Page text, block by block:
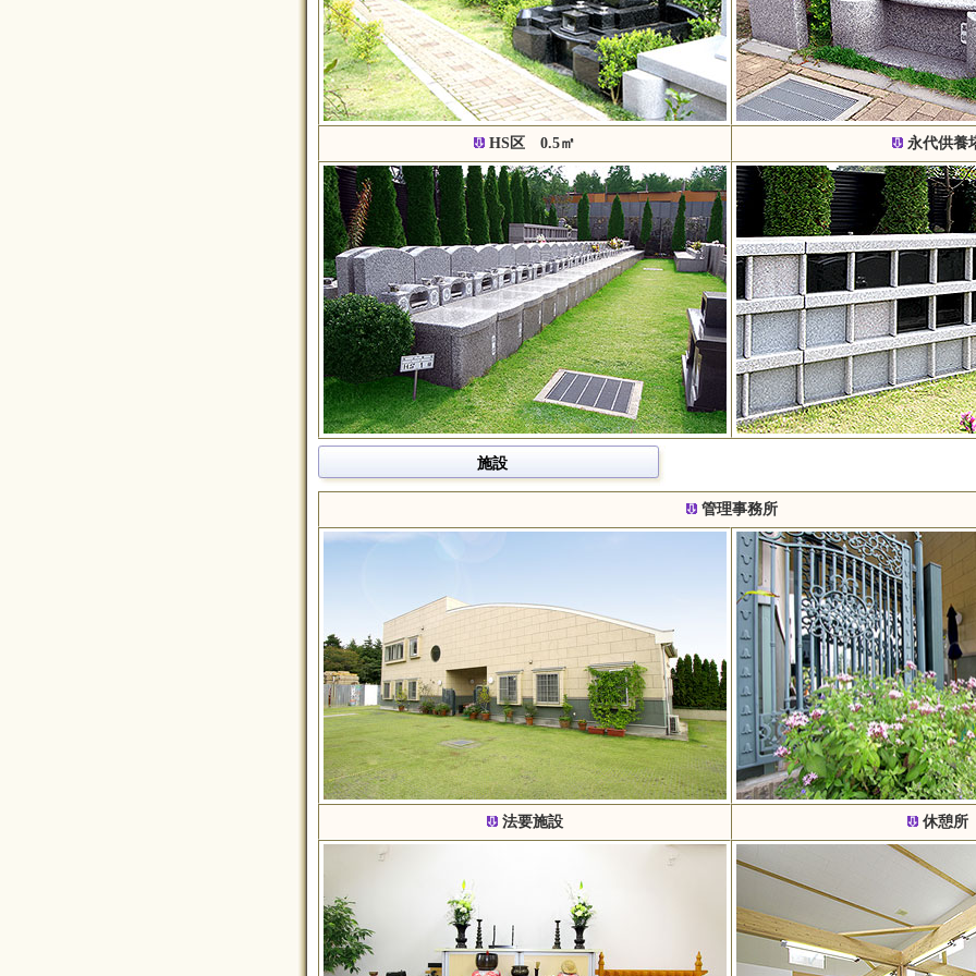
HS区 0.5㎡ 永代供養
施設
管理事務所
法要施設 休憩所